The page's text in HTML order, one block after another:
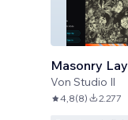
Masonry
Von Studio Il
4,8(8) 2.277